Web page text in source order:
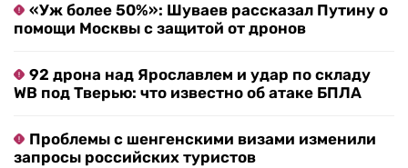
«Уж более 50%»: Шуваев рассказал Путину о
помощи Москвы с защитой от дронов
92 дрона над Ярославлем и удар по складу
WB под Тверью: что известно об атаке БПЛА
Проблемы с шенгенскими визами изменили
запросы российских туристов